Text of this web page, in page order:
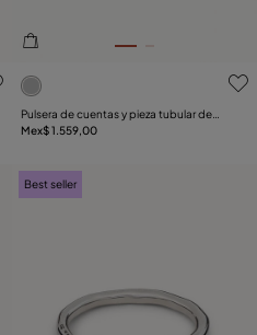
3.2de 5 Valoración del
Pulsera de cuentas y pieza tubular de
bañada en plata
Mex$ 1.559,00
Best seller